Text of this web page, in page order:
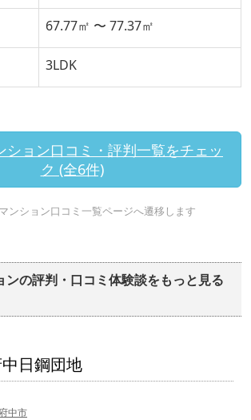
67.77㎡ 〜 77.37㎡
3LDK
ション口コミ・評判一覧をチェッ
ク (全6件)
ンション口コミ一覧ページへ遷移します
ンの評判・口コミ体験談をもっと見る
日鋼団地
府中市